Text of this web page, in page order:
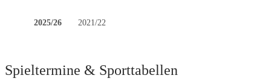
2025/26 2021/22
Spieltermine & Sporttabellen